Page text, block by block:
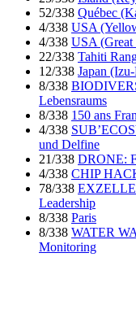
52/338 Québec
4/338 USA
4/338 USA (Great
22/338 Tahiti
12/338 Japan
8/338
Lebensraums
8/338 150 ans
4/338
und Delfine
21/338 DRONE:
4/338 CHIP
78/338
Leadership
8/338 Paris
8/338 WATER
Monitoring